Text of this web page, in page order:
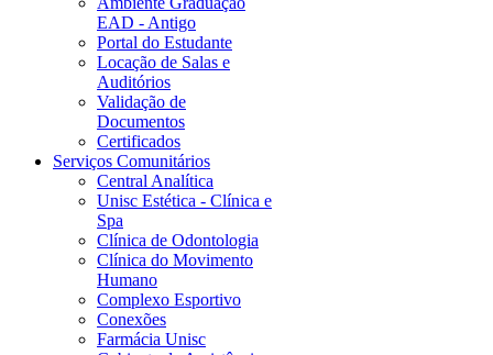
EAD - Antigo
Portal do Estudante
Locação de Salas e
Auditórios
Validação de
Documentos
Certificados
Serviços Comunitários
Central Analítica
Unisc Estética - Clínica e
Spa
Clínica de Odontologia
Clínica do Movimento
Humano
Complexo Esportivo
Conexões
Farmácia Unisc